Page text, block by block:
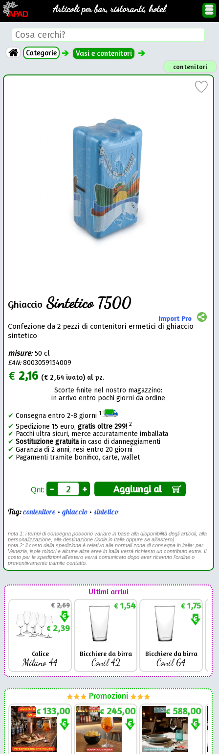
Articoli per bar, ristoranti, hotel
Categorie Vasi e contenitori
contenitori
Ghiaccio Sintetico T500
Import Pro
Confezione da 2 pezzi di contenitori ermetici di ghiaccio
sintetico
misure:50 cl
EAN:8003059154009
€ 2,16 (€ 2,64ivato) al pz.
Scorte finite nel nostro magazzino:
in arrivo entro pochi giorni da ordine
✔ Consegna entro 2-8 giorni 1
✔ Spedizione 15 euro,gratis oltre 299! 2
✔ Pacchi ultra sicuri, merce accuratamente imballata
✔ Sostituzione gratuitain caso di danneggiamenti
✔ Garanzia di 2 anni, resi entro 20 giorni
✔ Pagamenti tramite bonifico, carte, wallet
Qnt: - + Aggiungi al
Tag:contenitore •ghiaccio•sintetico
nota 1: i tempi di consegna possono variare in base alla disponibilità degli articoli, alla
personalizzazione, alla destinazione (isole in Italia oppure se all'estero)
nota 2: il costo della spedizione è relativo alle normali zone di consegna in italia: per
Venezia, isole minori e alcune altre aree in Italia verrà richiesto un contributo extra. Il
costo per le spedizioni all'estero verrà comunicato dopo aver ricevuto l'ordine o
preventivamente tramite contatto.
Ultimi arrivi
€2,69
€2,39
Calice
Milano 44
€1,54
Bicchiere da birra
Conil 42
€1,75
Bicchiere da birra
Conil 64
Promozioni
€ 133,00 € 245,00 € 588,00